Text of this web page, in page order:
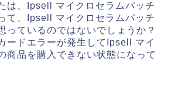
は、Ipsell マイクロセラムパッチ
て、Ipsell マイクロセラムパッチ
っているのではないでしょうか？
ードエラーが発生してIpsell マイ
商品を購入できない状態になって